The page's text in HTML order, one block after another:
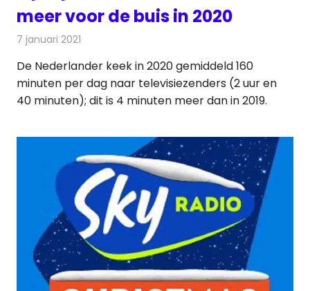
meer voor de buis in 2020
7 januari 2021
De Nederlander keek in 2020 gemiddeld 160
minuten per dag naar televisiezenders (2 uur en
40 minuten); dit is 4 minuten meer dan in 2019.